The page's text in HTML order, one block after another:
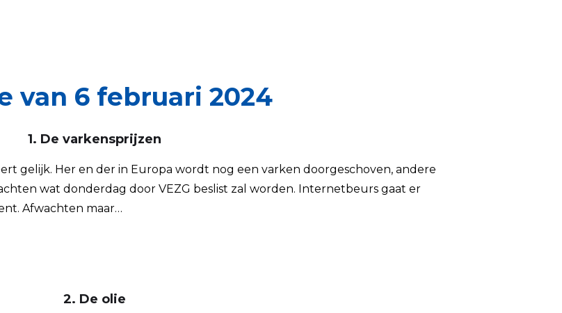
van 6 februari 2024
1. De varkensprijzen
gelijk. Her en der in Europa wordt nog een varken doorgeschoven, andere
wat donderdag door VEZG beslist zal worden. Internetbeurs gaat er
Afwachten maar…
2. De olie